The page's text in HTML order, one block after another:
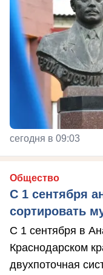
сегодня в 09:03
Общество
С 1 сентября
сортировать
С 1 сентября в
Краснодарском
двухпоточная